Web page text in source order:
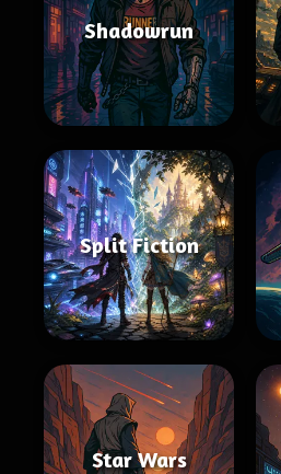
Shadowrun
Split Fiction
Star Wars